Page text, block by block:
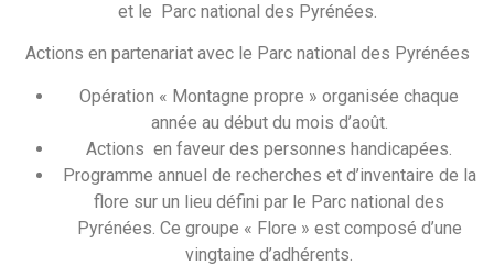
et le Parc national des Pyrénées.
Actions en partenariat avec le Parc national des Pyrénées
Opération « Montagne propre » organisée chaque
année au début du mois d’août.
Actions en faveur des personnes handicapées.
Programme annuel de recherches et d’inventaire de la
flore sur un lieu défini par le Parc national des
Pyrénées. Ce groupe « Flore » est composé d’une
vingtaine d’adhérents.